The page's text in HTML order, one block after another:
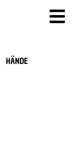
HÄNDE